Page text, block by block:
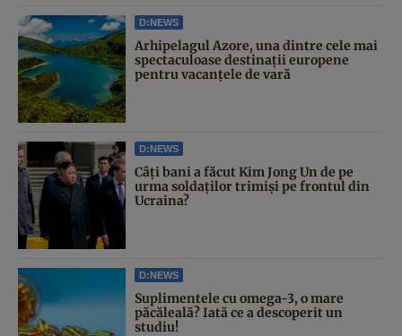
D:NEWS
Arhipelagul Azore, una dintre cele mai
spectaculoase destinații europene
pentru vacanțele de vară
D:NEWS
Câți bani a făcut Kim Jong Un de pe
urma soldaților trimiși pe frontul din
Ucraina?
D:NEWS
Suplimentele cu omega-3, o mare
păcăleală? Iată ce a descoperit un
studiu!